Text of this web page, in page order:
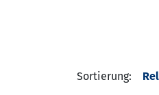
Sortierung: